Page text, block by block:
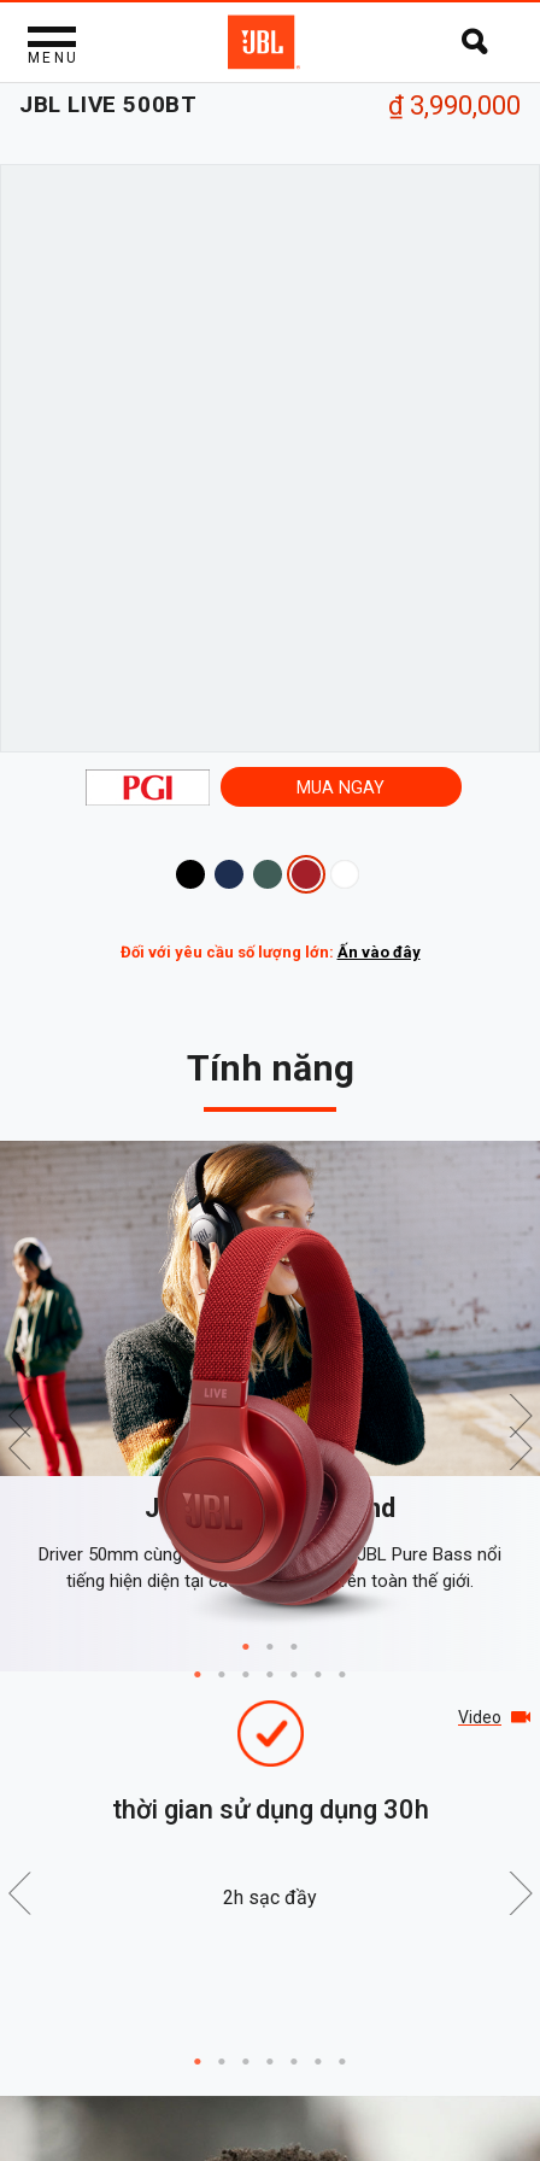
MENU
JBL LIVE 500BT ₫ 3,990,000
MUA NGAY
Đối với yêu cầu số lượng lớn: Ấn vào đây
Video
Tính năng
JBL Signature Sound
Driver 50mm cùng Công nghệ âm thanh JBL Pure Bass nổi
tiếng hiện diện tại các nhà hát lớn trên toàn thế giới.
thời gian sử dụng dụng 30h
2h sạc đầy